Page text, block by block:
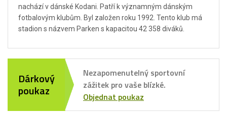
nachází v dánské Kodani. Patří k významným dánským
fotbalovým klubům. Byl založen roku 1992. Tento klub má
stadion s názvem Parken s kapacitou 42 358 diváků.
Dárkový
poukaz
Nezapomenutelný sportovní
zážitek pro vaše blízké.
Objednat poukaz